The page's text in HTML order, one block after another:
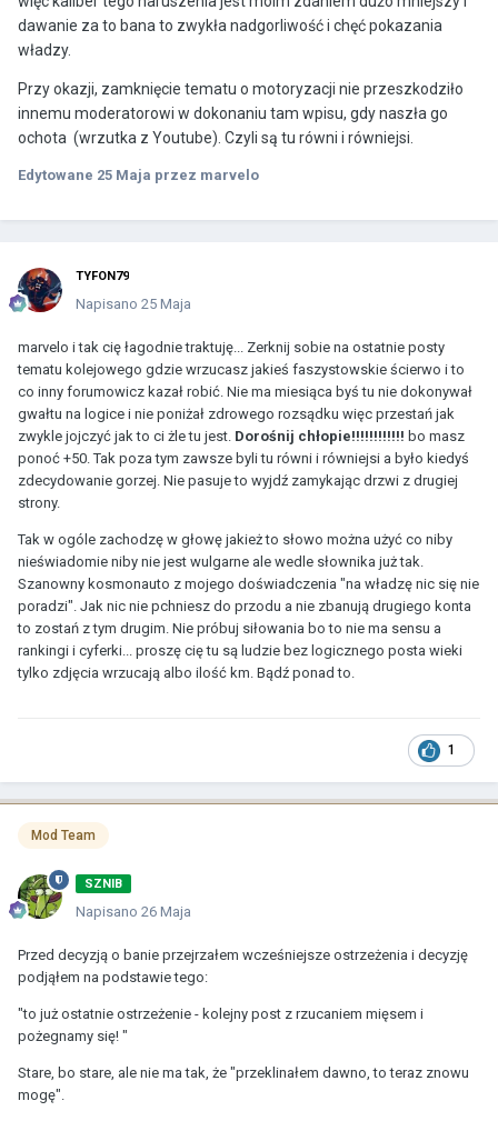
dawanie za to bana to zwykła nadgorliwość i chęć pokazania
władzy.
Przy okazji, zamknięcie tematu o motoryzacji nie przeszkodziło
innemu moderatorowi w dokonaniu tam wpisu, gdy naszła go
ochota (wrzutka z Youtube). Czyli są tu równi i równiejsi.
Edytowane 25 Maja przez marvelo
TYFON79
Napisano 25 Maja
marvelo i tak cię łagodnie traktuję... Zerknij sobie na ostatnie posty
tematu kolejowego gdzie wrzucasz jakieś faszystowskie ścierwo i to
co inny forumowicz kazał robić. Nie ma miesiąca byś tu nie dokonywał
gwałtu na logice i nie poniżał zdrowego rozsądku więc przestań jak
zwykle jojczyć jak to ci żle tu jest. Dorośnij chłopie!!!!!!!!!!!! bo masz
ponoć +50. Tak poza tym zawsze byli tu równi i równiejsi a było kiedyś
zdecydowanie gorzej. Nie pasuje to wyjdź zamykając drzwi z drugiej
strony.
Tak w ogóle zachodzę w głowę jakież to słowo można użyć co niby
nieświadomie niby nie jest wulgarne ale wedle słownika już tak.
Szanowny kosmonauto z mojego doświadczenia "na władzę nic się nie
poradzi". Jak nic nie pchniesz do przodu a nie zbanują drugiego konta
to zostań z tym drugim. Nie próbuj siłowania bo to nie ma sensu a
rankingi i cyferki... proszę cię tu są ludzie bez logicznego posta wieki
tylko zdjęcia wrzucają albo ilość km. Bądź ponad to.
1
Mod Team
SZNIB
Napisano 26 Maja
Przed decyzją o banie przejrzałem wcześniejsze ostrzeżenia i decyzję
podjąłem na podstawie tego:
"to już ostatnie ostrzeżenie - kolejny post z rzucaniem mięsem i
pożegnamy się! "
Stare, bo stare, ale nie ma tak, że "przeklinałem dawno, to teraz znowu
mogę".